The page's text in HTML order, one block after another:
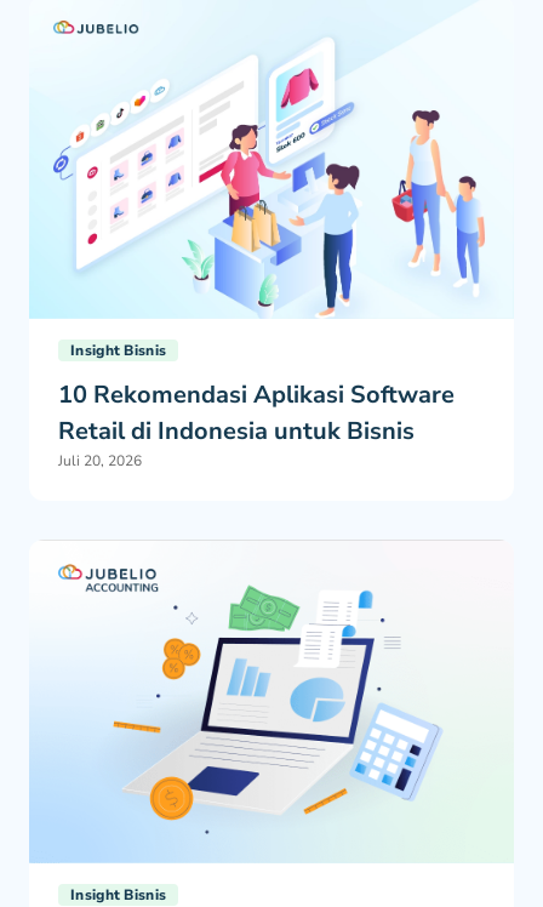
Insight Bisnis
10 Rekomendasi Aplikasi Software
Retail di Indonesia untuk Bisnis
Juli 20, 2026
Insight Bisnis